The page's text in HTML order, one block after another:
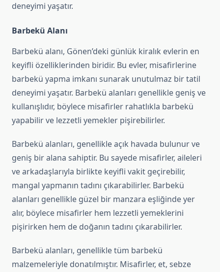
deneyimi yaşatır.
Barbekü Alanı
Barbekü alanı, Gönen’deki günlük kiralık evlerin en
keyifli özelliklerinden biridir. Bu evler, misafirlerine
barbekü yapma imkanı sunarak unutulmaz bir tatil
deneyimi yaşatır. Barbekü alanları genellikle geniş ve
kullanışlıdır, böylece misafirler rahatlıkla barbekü
yapabilir ve lezzetli yemekler pişirebilirler.
Barbekü alanları, genellikle açık havada bulunur ve
geniş bir alana sahiptir. Bu sayede misafirler, aileleri
ve arkadaşlarıyla birlikte keyifli vakit geçirebilir,
mangal yapmanın tadını çıkarabilirler. Barbekü
alanları genellikle güzel bir manzara eşliğinde yer
alır, böylece misafirler hem lezzetli yemeklerini
pişirirken hem de doğanın tadını çıkarabilirler.
Barbekü alanları, genellikle tüm barbekü
malzemeleriyle donatılmıştır. Misafirler, et, sebze